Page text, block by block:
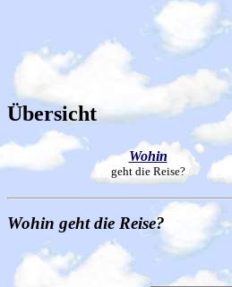
Übersicht
Wohin
geht die Reise?
Wohin geht die Reise?